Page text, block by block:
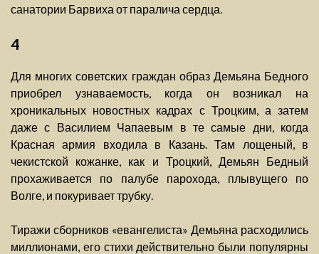
санатории Барвиха от паралича сердца.
4
Для многих советских граждан образ Демьяна Бедного
приобрел узнаваемость, когда он возникал на
хроникальных новостных кадрах с Троцким, а затем
даже с Василием Чапаевым в те самые дни, когда
Красная армия входила в Казань. Там лощеный, в
чекистской кожанке, как и Троцкий, Демьян Бедный
прохаживается по палубе парохода, плывущего по
Волге, и покуривает трубку.
Тиражи сборников «евангелиста» Демьяна расходились
миллионами, его стихи действительно были популярны